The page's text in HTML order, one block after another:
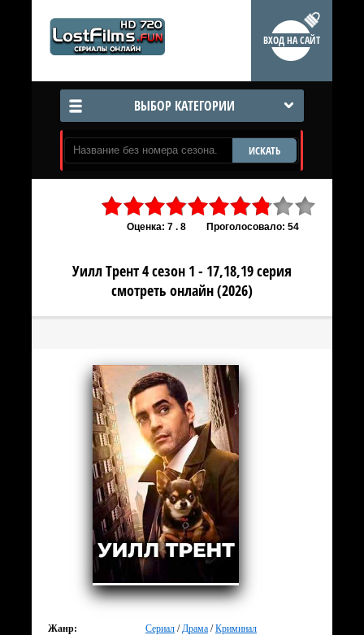
ВХОД НА САЙТ
ВЫБОР КАТЕГОРИИ
ИСКАТЬ
Оценка: 7 . 8 Проголосовало: 54
Уилл Трент 4 сезон 1 - 17,18,19 серия
смотреть онлайн (2026)
Жанр: Сериал /Драма /Криминал